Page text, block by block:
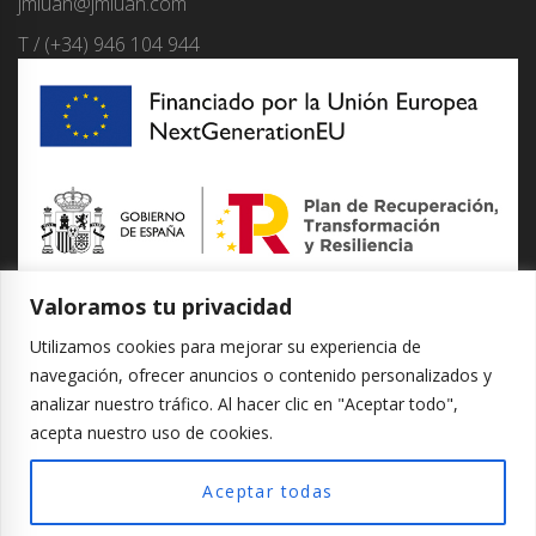
Valoramos tu privacidad
Utilizamos cookies para mejorar su experiencia de
navegación, ofrecer anuncios o contenido personalizados y
analizar nuestro tráfico. Al hacer clic en "Aceptar todo",
acepta nuestro uso de cookies.
Aceptar todas
T / (+34) 946 104 944
Linkedin
Aviso Legal
Política de Cookies
Política de Privacidad